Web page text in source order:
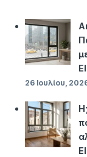
26 Ιουλίου,